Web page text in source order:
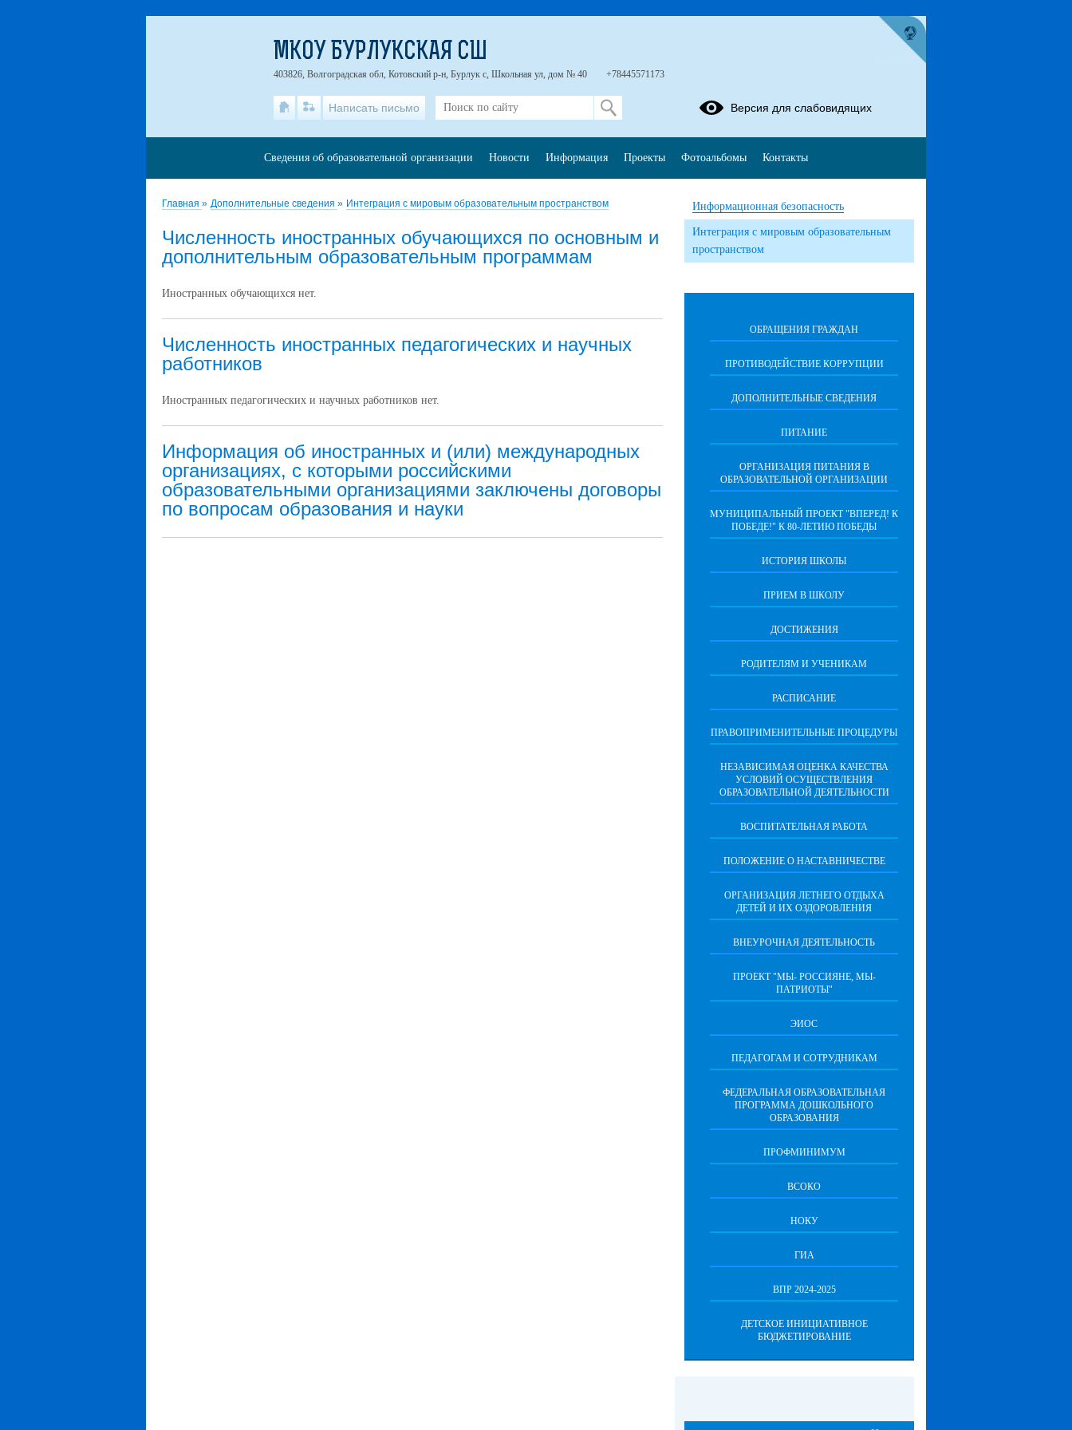
Главная » Дополнительные сведения » Интеграция с мировым образовательным пространством
Численность иностранных обучающихся по основным и
дополнительным образовательным программам
Иностранных обучающихся нет.
Численность иностранных педагогических и научных
работников
Иностранных педагогических и научных работников нет.
Информация об иностранных и (или) международных
организациях, с которыми российскими
образовательными организациями заключены договоры
по вопросам образования и науки
Информационная безопасность
Интеграция с мировым образовательным
пространством
ОБРАЩЕНИЯ ГРАЖДАН
ПРОТИВОДЕЙСТВИЕ КОРРУПЦИИ
ДОПОЛНИТЕЛЬНЫЕ СВЕДЕНИЯ
ПИТАНИЕ
ОРГАНИЗАЦИЯ ПИТАНИЯ В
ОБРАЗОВАТЕЛЬНОЙ ОРГАНИЗАЦИИ
МУНИЦИПАЛЬНЫЙ ПРОЕКТ "ВПЕРЕД! К
ПОБЕДЕ!" К 80-ЛЕТИЮ ПОБЕДЫ
ИСТОРИЯ ШКОЛЫ
ПРИЕМ В ШКОЛУ
ДОСТИЖЕНИЯ
РОДИТЕЛЯМ И УЧЕНИКАМ
РАСПИСАНИЕ
ПРАВОПРИМЕНИТЕЛЬНЫЕ ПРОЦЕДУРЫ
НЕЗАВИСИМАЯ ОЦЕНКА КАЧЕСТВА
УСЛОВИЙ ОСУЩЕСТВЛЕНИЯ
ОБРАЗОВАТЕЛЬНОЙ ДЕЯТЕЛЬНОСТИ
ВОСПИТАТЕЛЬНАЯ РАБОТА
ПОЛОЖЕНИЕ О НАСТАВНИЧЕСТВЕ
ОРГАНИЗАЦИЯ ЛЕТНЕГО ОТДЫХА
ДЕТЕЙ И ИХ ОЗДОРОВЛЕНИЯ
ВНЕУРОЧНАЯ ДЕЯТЕЛЬНОСТЬ
ПРОЕКТ "МЫ- РОССИЯНЕ, МЫ-
ПАТРИОТЫ"
ЭИОС
ПЕДАГОГАМ И СОТРУДНИКАМ
ФЕДЕРАЛЬНАЯ ОБРАЗОВАТЕЛЬНАЯ
ПРОГРАММА ДОШКОЛЬНОГО
ОБРАЗОВАНИЯ
ПРОФМИНИМУМ
ВСОКО
НОКУ
ГИА
ВПР 2024-2025
ДЕТСКОЕ ИНИЦИАТИВНОЕ
БЮДЖЕТИРОВАНИЕ
МКОУ БУРЛУКСКАЯ СШ
403826, Волгоградская обл, Котовский р-н, Бурлук с, Школьная ул, дом № 40 +78445571173
Написать письмо Версия для слабовидящих
Сведения об образовательной организации Новости Информация Проекты Фотоальбомы Контакты